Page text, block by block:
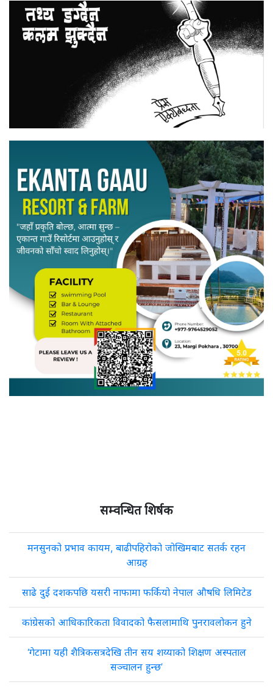
सम्वन्धित शिर्षक
मनसुनको प्रभाव कायम, बाढीपहिरोको जोखिमबाट सतर्क रहन
आग्रह
साढे दुई दशकपछि यसरी नाफामा फर्कियो नेपाल औषधि लिमिटेड
कांग्रेसको आधिकारिकता विवादको फैसलामाथि पुनरावलोकन हुने
‘गेटामा यही शैत्रिकसत्रदेखि तीन सय शय्याको शिक्षण अस्पताल
सञ्चालन हुन्छ’